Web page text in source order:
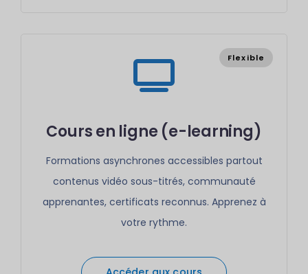
Flexible
Cours en ligne (e-learning)
Formations asynchrones accessibles partout
contenus vidéo sous-titrés, communauté
apprenantes, certificats reconnus. Apprenez à
votre rythme.